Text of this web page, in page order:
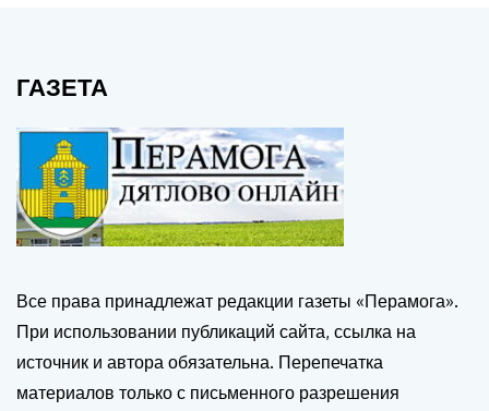
ГАЗЕТА
Все права принадлежат редакции газеты «Перамога».
При использовании публикаций сайта, ссылка на
источник и автора обязательна. Перепечатка
материалов только с письменного разрешения